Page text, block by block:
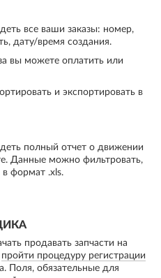
все ваши заказы: номер,
дату/время создания.
вы можете оплатить или
и экспортировать в
полный отчет о движении
Данные можно фильтровать,
в формат .xls.
продавать запчасти на
пройти процедуру регистрации
Поля, обязательные для